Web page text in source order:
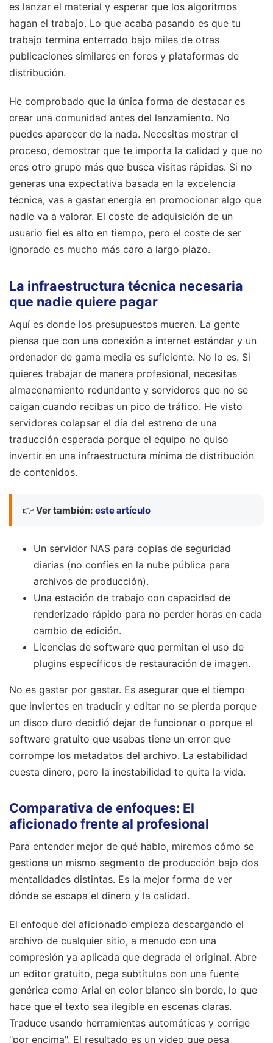
es lanzar el material y esperar que los algoritmos
hagan el trabajo. Lo que acaba pasando es que tu
trabajo termina enterrado bajo miles de otras
publicaciones similares en foros y plataformas de
distribución.
He comprobado que la única forma de destacar es
crear una comunidad antes del lanzamiento. No
puedes aparecer de la nada. Necesitas mostrar el
proceso, demostrar que te importa la calidad y que no
eres otro grupo más que busca visitas rápidas. Si no
generas una expectativa basada en la excelencia
técnica, vas a gastar energía en promocionar algo que
nadie va a valorar. El coste de adquisición de un
usuario fiel es alto en tiempo, pero el coste de ser
ignorado es mucho más caro a largo plazo.
La infraestructura técnica necesaria
que nadie quiere pagar
Aquí es donde los presupuestos mueren. La gente
piensa que con una conexión a internet estándar y un
ordenador de gama media es suficiente. No lo es. Si
quieres trabajar de manera profesional, necesitas
almacenamiento redundante y servidores que no se
caigan cuando recibas un pico de tráfico. He visto
servidores colapsar el día del estreno de una
traducción esperada porque el equipo no quiso
invertir en una infraestructura mínima de distribución
de contenidos.
👉 Ver también: este artículo
Un servidor NAS para copias de seguridad
diarias (no confíes en la nube pública para
archivos de producción).
Una estación de trabajo con capacidad de
renderizado rápido para no perder horas en cada
cambio de edición.
Licencias de software que permitan el uso de
plugins específicos de restauración de imagen.
No es gastar por gastar. Es asegurar que el tiempo
que inviertes en traducir y editar no se pierda porque
un disco duro decidió dejar de funcionar o porque el
software gratuito que usabas tiene un error que
corrompe los metadatos del archivo. La estabilidad
cuesta dinero, pero la inestabilidad te quita la vida.
Comparativa de enfoques: El
aficionado frente al profesional
Para entender mejor de qué hablo, miremos cómo se
gestiona un mismo segmento de producción bajo dos
mentalidades distintas. Es la mejor forma de ver
dónde se escapa el dinero y la calidad.
El enfoque del aficionado empieza descargando el
archivo de cualquier sitio, a menudo con una
compresión ya aplicada que degrada el original. Abre
un editor gratuito, pega subtítulos con una fuente
genérica como Arial en color blanco sin borde, lo que
hace que el texto sea ilegible en escenas claras.
Traduce usando herramientas automáticas y corrige
"por encima". El resultado es un video que pesa